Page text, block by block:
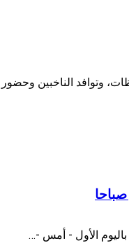
وتوافد الناخبين
باليوم الأول - أمس -…